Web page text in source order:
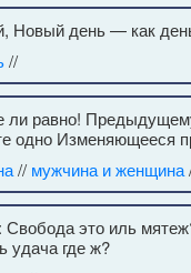
Новый день — как
//
ли равно!
одно Изменяющееся
// мужчина и женщина
это иль
удача где ж?